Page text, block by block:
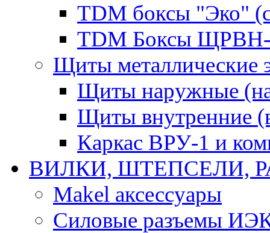
TDM боксы "Эко"
TDM Боксы
Щиты металлические
Щиты наружные
Щиты внутренние
Каркас ВРУ-1 и
ВИЛКИ, ШТЕПСЕЛИ,
Makel аксессуары
Силовые разъемы